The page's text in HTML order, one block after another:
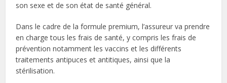
son sexe et de son état de santé général.
Dans le cadre de la formule premium, l’assureur va prendre
en charge tous les frais de santé, y compris les frais de
prévention notamment les vaccins et les différents
traitements antipuces et antitiques, ainsi que la
stérilisation.